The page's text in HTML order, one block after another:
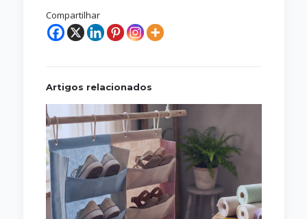
Compartilhar
Artigos relacionados